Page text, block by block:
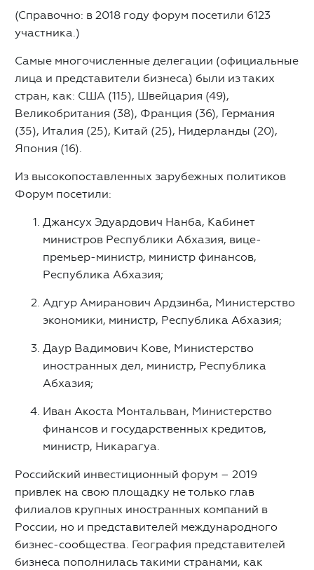
(Справочно: в 2018 году форум посетили 6123
участника.)
Самые многочисленные делегации (официальные
лица и представители бизнеса) были из таких
стран, как: США (115), Швейцария (49),
Великобритания (38), Франция (36), Германия
(35), Италия (25), Китай (25), Нидерланды (20),
Япония (16).
Из высокопоставленных зарубежных политиков
Форум посетили:
Джансух Эдуардович Нанба, Кабинет
министров Республики Абхазия, вице-
премьер-министр, министр финансов,
Республика Абхазия;
Адгур Амиранович Ардзинба, Министерство
экономики, министр, Республика Абхазия;
Даур Вадимович Кове, Министерство
иностранных дел, министр, Республика
Абхазия;
Иван Акоста Монтальван, Министерство
финансов и государственных кредитов,
министр, Никарагуа.
Российский инвестиционный форум – 2019
привлек на свою площадку не только глав
филиалов крупных иностранных компаний в
России, но и представителей международного
бизнес-сообщества. География представителей
бизнеса пополнилась такими странами, как